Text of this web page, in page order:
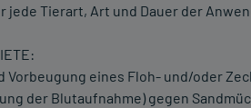
jede Tierart, Art und Dauer der
Vorbeugung eines Floh- und/oder
der Blutaufnahme) gegen